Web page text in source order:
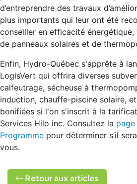
d’entreprendre des travaux
plus importants qui leur ont été
conseiller en efficacité énergétique,
de panneaux solaires et de
Enfin, Hydro-Québec s'apprête à
LogisVert qui offrira diverses
calfeutrage, sécheuse à
induction, chauffe-piscine solaire,
bonifiées si l'on s'inscrit à la
Services Hilo inc. Consultez la page
Programme pour déterminer s’il
vous.
Retour aux articles